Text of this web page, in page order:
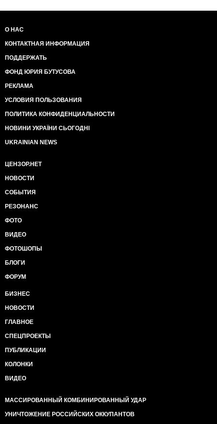
О НАС
КОНТАКТНАЯ ИНФОРМАЦИЯ
ПОДДЕРЖАТЬ
ФОНД ЮРИЯ БУТУСОВА
РЕКЛАМА
УСЛОВИЯ ПОЛЬЗОВАНИЯ
ПОЛИТИКА КОНФИДЕНЦИАЛЬНОСТИ
НОВИНИ УКРАЇНИ СЬОГОДНІ
UKRAINIAN NEWS
ЦЕНЗОР.НЕТ
НОВОСТИ
СОБЫТИЯ
РЕЗОНАНС
ФОТО
ВИДЕО
ФОТОШОПЫ
БЛОГИ
ФОРУМ
БИЗНЕС
НОВОСТИ
ГЛАВНОЕ
СПЕЦПРОЕКТЫ
ПУБЛИКАЦИИ
КОЛОНКИ
ВИДЕО
МАССИРОВАННЫЙ КОМБИНИРОВАННЫЙ УДАР
УНИЧТОЖЕНИЕ РОССИЙСКИХ ОККУПАНТОВ